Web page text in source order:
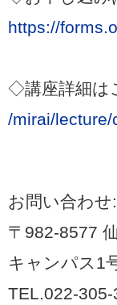
https://
◇講座詳細は
/mirai/
お問い合わせ
〒982-8577
キャンパス1
TEL.022-